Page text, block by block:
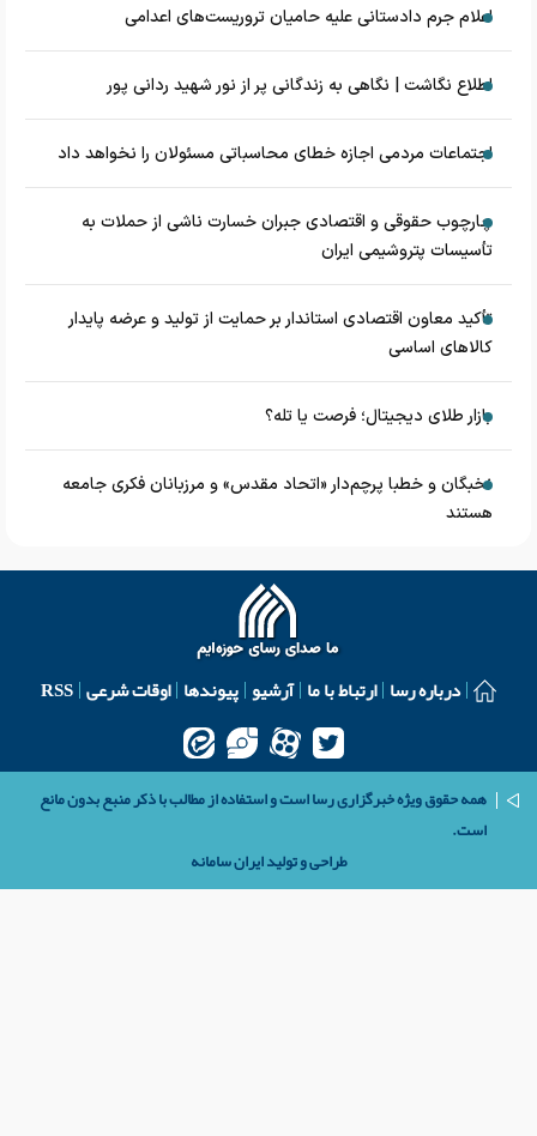
اعلام جرم دادستانی علیه حامیان تروریست‌های اعدامی
اطلاع نگاشت | نگاهی به زندگانی پر از نور شهید ردانی پور
اجتماعات مردمی اجازه خطای محاسباتی مسئولان را نخواهد داد
چارچوب حقوقی و اقتصادی جبران خسارت ناشی از حملات به
تأسیسات پتروشیمی ایران
تأکید معاون اقتصادی استاندار بر حمایت از تولید و عرضه پایدار
کالاهای اساسی
بازار طلای دیجیتال؛ فرصت یا تله؟
نخبگان و خطبا پرچم‌دار «اتحاد مقدس» و مرزبانان فکری جامعه
هستند
درباره رسا ارتباط با ما آرشیو پیوندها اوقات شرعی RSS
همه حقوق ویژه خبرگزاری رسا است و استفاده از مطالب با ذکر منبع بدون مانع
است.
طراحی و تولیدایران سامانه